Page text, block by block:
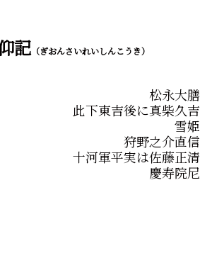
記（ぎおんさいれいしんこうき）
松永大膳
此下東吉後に真柴久吉
雪姫
狩野之介直信
十河軍平実は佐藤正清
慶寿院尼